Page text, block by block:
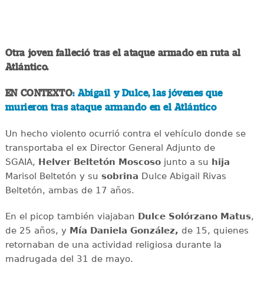
Otra joven falleció tras el ataque armado en ruta al
Atlántico.
EN CONTEXTO: Abigail y Dulce, las jóvenes que
murieron tras ataque armando en el Atlántico
Un hecho violento ocurrió contra el vehículo donde se
transportaba el ex Director General Adjunto de
SGAIA, Helver Beltetón Moscosojunto a su hija
Marisol Beltetón y su sobrina Dulce Abigail Rivas
Beltetón, ambas de 17 años.
En el picop también viajaban Dulce Solórzano Matus,
de 25 años, yMía Daniela González, de 15, quienes
retornaban de una actividad religiosa durante la
madrugada del 31 de mayo.